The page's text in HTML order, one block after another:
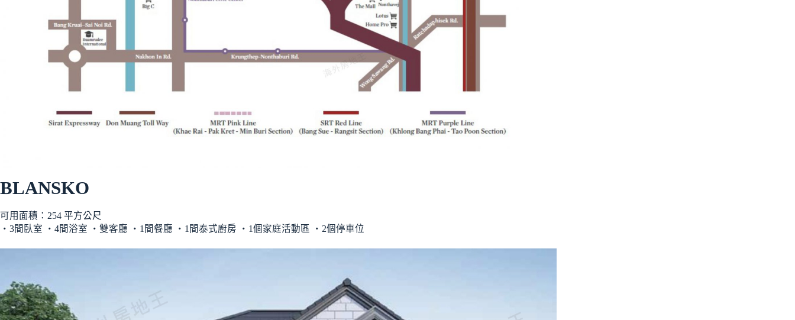
BLANSKO
可用面積：254 平方公尺
‧3間臥室 ‧4間浴室 ‧雙客廳 ‧1間餐廳 ‧1間泰式廚房 ‧1個家庭活動區 ‧2個停車位